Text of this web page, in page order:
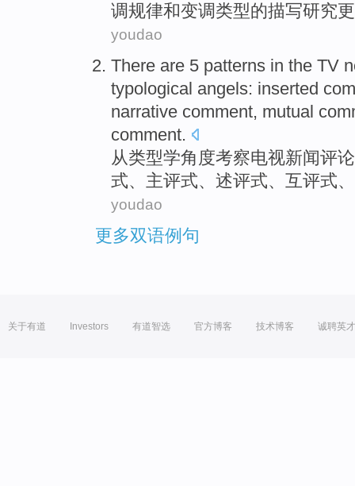
调规律和变调类型的描写研究
youdao
There are 5 patterns in the TV
typological angels: inserted
narrative comment, mutual
comment.
从类型学角度考察电视新闻评论
式、主评式、述评式、 互评式
youdao
更多双语例句
关于有道 Investors 有道智选 官方博客 技术博客 诚聘英才